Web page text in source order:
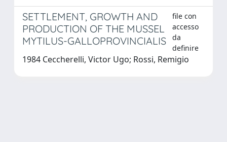
SETTLEMENT, GROWTH AND
PRODUCTION OF THE MUSSEL
MYTILUS-GALLOPROVINCIALIS
file con
accesso
da
definire
1984 Ceccherelli, Victor Ugo; Rossi, Remigio